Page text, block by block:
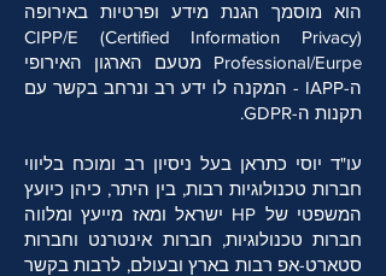
הוא מוסמך הגנת מידע ופרטיות באירופה
(CIPP/E (Certified Information Privacy
Professional/Eurpe מטעם הארגון האירופי
ה-IAPP - המקנה לו ידע רב ונרחב בקשר עם
תקנות ה-GDPR.
עו"ד יוסי כתראן בעל ניסיון רב ומוכח בליווי
חברות טכנולוגיות רבות, בין היתר, כיהן כיועץ
המשפטי של HP ישראל ומאז מייעץ ומלווה
חברות טכנולוגיות, חברות אינטרנט וחברות
סטארט-אפ רבות בארץ ובעולם, לרבות בקשר